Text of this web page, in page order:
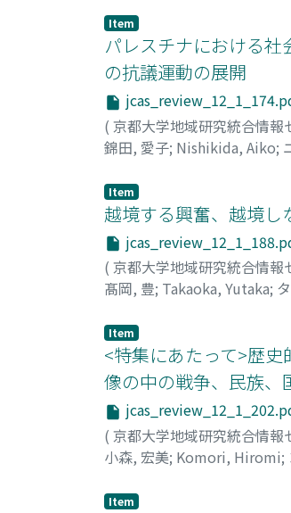
Item
パレスチナにおける
の抗議運動の展開
( 京都大学地域研究統合情報
錦田, 愛子; Nishikida, Aiko;
Item
越境する興奮、越境し
( 京都大学地域研究統合情報
髙岡, 豊; Takaoka, Yutaka;
Item
<特集にあたって>歴
像の中の戦争、民族、
( 京都大学地域研究統合情報
小森, 宏美; Komori, Hiromi;
Item